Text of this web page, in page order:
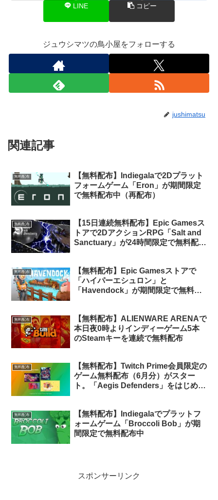
LINE コピー
ジュウシマツの鳥小屋をフォローする
jushimatsu
関連記事
無料配布
【無料配布】Indiegalaで2Dプラット
フォームゲーム「Eron」が期間限定
で無料配布中（再配布）
無料配布
【15日連続無料配布】Epic Gamesス
トアで2DアクションRPG「Salt and
Sanctuary」が24時間限定で無料配布
無料配布
【無料配布】Epic Gamesストアで
「ハイパーエシュロン」と
「Havendock」が期間限定で無料配
無料配布
【無料配布】ALIENWARE ARENAで
本日夜0時よりインディーゲーム5本
のSteamキーを連続で無料配布
無料配布
【無料配布】Twitch Prime会員限定の
ゲーム無料配布（6月分）がスター
ト。「Aegis Defenders」をはじめ4
無料配布
【無料配布】Indiegalaでプラットフ
ォームゲーム「Broccoli Bob」が期
間限定で無料配布中
スポンサーリンク